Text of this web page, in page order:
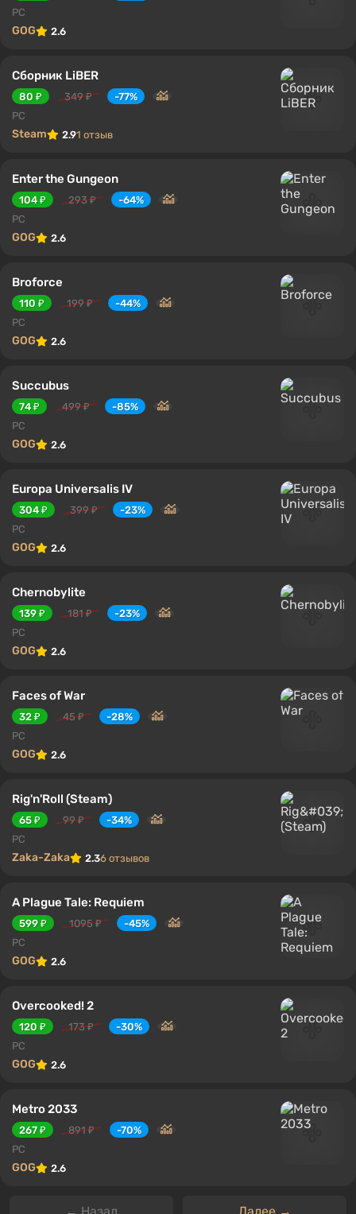
PC
GOG 2.6
Сборник LiBER
80 ₽ 349 ₽
-77%
PC
Steam 2.91 отзыв
Enter the Gungeon
104 ₽ 293 ₽
-64%
PC
GOG 2.6
Broforce
110 ₽ 199 ₽
-44%
PC
GOG 2.6
Succubus
74 ₽ 499 ₽
-85%
PC
GOG 2.6
Europa Universalis IV
304 ₽ 399 ₽
-23%
PC
GOG 2.6
Chernobylite
139 ₽ 181 ₽
-23%
PC
GOG 2.6
Faces of War
32 ₽ 45 ₽
-28%
PC
GOG 2.6
Rig'n'Roll (Steam)
65 ₽ 99 ₽
-34%
PC
Zaka-Zaka 2.36 отзывов
A Plague Tale: Requiem
599 ₽ 1095 ₽
-45%
PC
GOG 2.6
Overcooked! 2
120 ₽ 173 ₽
-30%
PC
GOG 2.6
Metro 2033
267 ₽ 891 ₽
-70%
PC
GOG 2.6